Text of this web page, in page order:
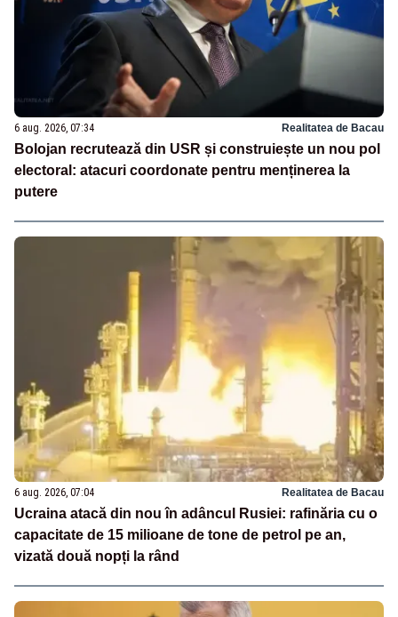
6 aug. 2026, 07:34 Realitatea de Bacau
Bolojan recrutează din USR și construiește un nou pol
electoral: atacuri coordonate pentru menținerea la
putere
6 aug. 2026, 07:04 Realitatea de Bacau
Ucraina atacă din nou în adâncul Rusiei: rafinăria cu o
capacitate de 15 milioane de tone de petrol pe an,
vizată două nopți la rând